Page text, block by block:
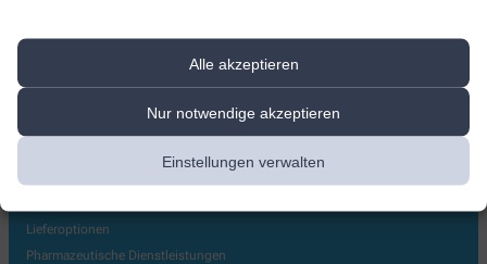
Alle akzeptieren
Nur notwendige akzeptieren
Einstellungen verwalten
Über uns
Lieferoptionen
Pharmazeutische Dienstleistungen